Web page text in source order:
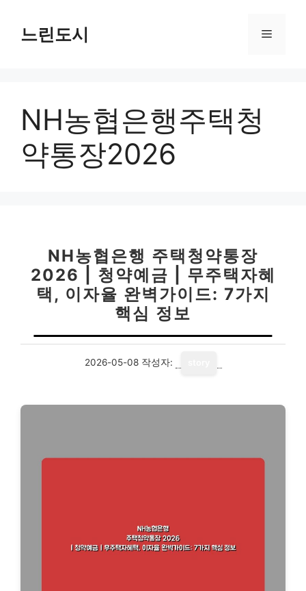
느린도시 메
NH농협은행주택청
약통장2026
NH농협은행 주택청약통장
2026 | 청약예금 | 무주택자혜
택, 이자율 완벽가이드: 7가지
핵심 정보
2026-05-08 작성자: